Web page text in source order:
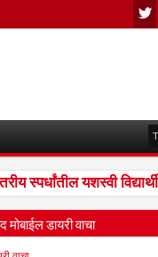
स्पर्धांतील यशस्वी
मोबाईल डायरी वाचा